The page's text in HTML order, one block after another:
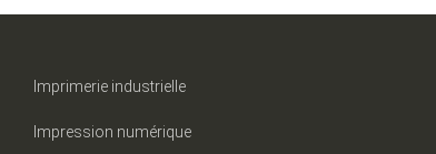
Imprimerie industrielle
Impression numérique